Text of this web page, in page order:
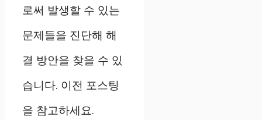
로써 발생할 수 있는
문제들을 진단해 해
결 방안을 찾을 수 있
습니다. 이전 포스팅
을 참고하세요.